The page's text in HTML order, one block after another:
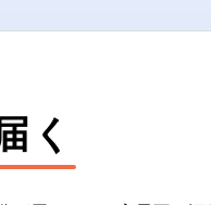
く